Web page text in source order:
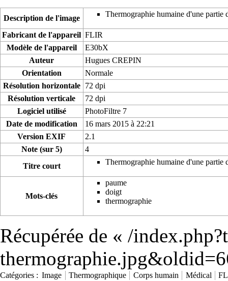
Description de l'image Thermographie humaine d'une partie
Fabricant de l'appareil FLIR
Modèle de l'appareil
E30bX
Auteur
Hugues CREPIN
Orientation
Normale
Résolution horizontale 72 dpi
Résolution verticale
72 dpi
Logiciel utilisé
PhotoFiltre 7
Date de modification
16 mars 2015 à 22:21
Version EXIF
2.1
Note (sur 5)
4
Titre court
Thermographie humaine d'une partie
Mots-clés
paume
doigt
thermographie
Récupérée de « /
Catégories : Image Thermographique Corps humain Médical